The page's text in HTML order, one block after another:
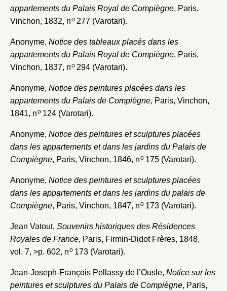
appartements du Palais Royal de Compiègne, Paris,
Vinchon, 1832, no277 (Varotari).
Anonyme, Notice des tableaux placés dans les
appartements du Palais Royal de Compiègne, Paris,
Vinchon, 1837, no294 (Varotari).
Anonyme, Notice des peintures placées dans les
appartements du Palais de Compiègne, Paris, Vinchon,
1841, no124 (Varotari).
Anonyme, Notice des peintures et sculptures placées
dans les appartements et dans les jardins du Palais de
Compiègne, Paris, Vinchon, 1846, no175 (Varotari).
Anonyme, Notice des peintures et sculptures placées
dans les appartements et dans les jardins du palais de
Compiègne, Paris, Vinchon, 1847, no173 (Varotari).
Jean Vatout, Souvenirs historiques des Résidences
Royales de France, Paris, Firmin-Didot Frères, 1848,
vol. 7, >p. 602, no173 (Varotari).
Jean-Joseph-François Pellassy de l’Ousle, Notice sur les
peintures et sculptures du Palais de Compiègne, Paris,
Choix du dossier où ajouter la
notice
Nom du dossier
Valider
Nouveau dossier
Créer et ajouter
Connexion
Courriel
Mot de passe
Envoyer
Vous n'êtes pas encore inscrit ? Créer un compte